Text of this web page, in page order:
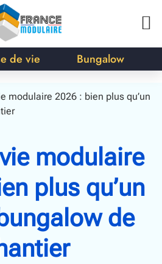
de vie Bungalow
modulaire 2026 : bien plus qu’un
modulaire
plus qu’un
de